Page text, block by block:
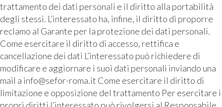
trattamento dei dati personali e il diritto alla portabilità
degli stessi. L’interessato ha, infine, il diritto di proporre
reclamo al Garante per la protezione dei dati personali.
Come esercitare il diritto di accesso, rettifica e
cancellazione dei dati L’interessato può richiedere di
modificare e aggiornare i suoi dati personali inviando una
mail a info@sefor-roma.it Come esercitare il diritto di
limitazione e opposizione del trattamento Per esercitare i